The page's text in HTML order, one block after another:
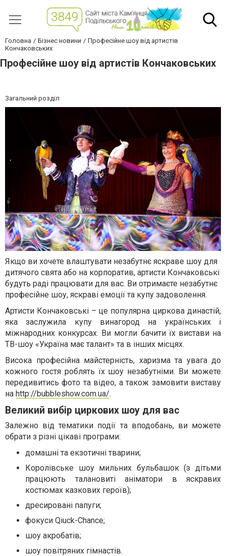
Головна Бізнес новини
Професійне шоу від артистів
Кончаковських
Професійне шоу від артистів Кончаковських
Загальний розділ
Якщо ви хочете влаштувати незабутнє яскраве шоу для
дитячого свята або на корпоратив, артисти Кончаковські
будуть раді працювати для вас. Ви отримаєте незабутнє
професійне шоу, яскраві емоції та купу задоволення.
Артисти Кончаковські – це популярна циркова династій,
яка заслужила купу винагород на українських і
міжнародних конкурсах. Ви могли бачити їх вистави на
ТВ-шоу «Україна має талант» та в інших місцях.
Висока професійна майстерність, харизма та увага до
кожного гостя роблять їх шоу незабутніми. Ви можете
передивитись фото та відео, а також замовити виставу
на http://bubbleshow.com.ua/.
Великий вибір циркових шоу для вас
Залежно від тематики події та вподобань, ви можете
обрати з різні цікаві програми:
домашні та екзотичні тварини;
Королівське шоу мильних бульбашок (з дітьми
працюють талановиті аніматори в яскравих
костюмах казкових героїв);
дресировані папуги;
фокуси Qiuck-Chance;
шоу акробатів;
шоу повітряних гімнастів.